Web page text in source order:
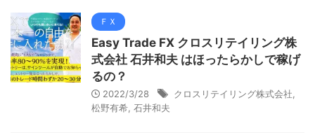
ＦＸ
Easy Trade FX クロスリテイリング株
式会社 石井和夫 はほったらかしで稼げ
るの？
2022/3/28 クロスリテイリング株式会社
松野有希 石井和夫